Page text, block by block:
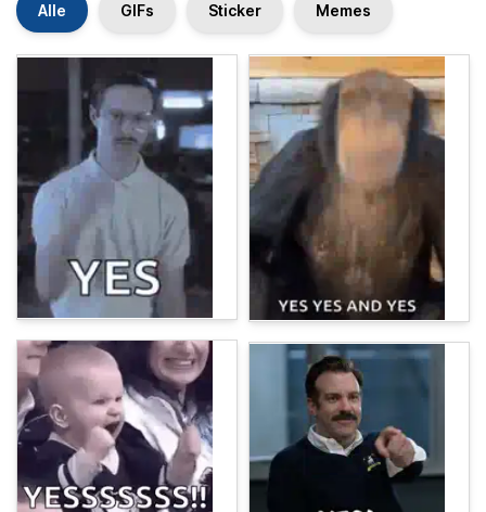
Alle GIFs Sticker Memes